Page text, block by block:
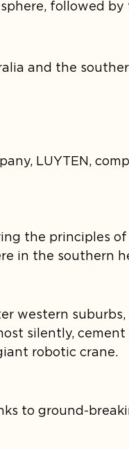
followed
and the
LUYTEN,
the principles of
in the southern
western suburbs,
silently,
robotic crane.
to ground-